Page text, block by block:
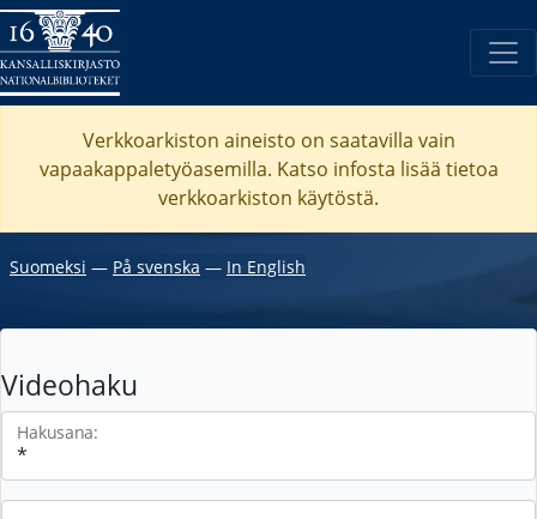
Verkkoarkiston aineisto on saatavilla vain
vapaakappaletyöasemilla. Katso infosta lisää tietoa
verkkoarkiston käytöstä.
Suomeksi ― På svenska ― In English
Videohaku
Hakusana: